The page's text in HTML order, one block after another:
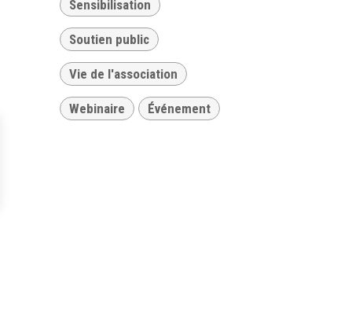
Sensibilisation
Soutien public
Vie de l'association
Webinaire Événement